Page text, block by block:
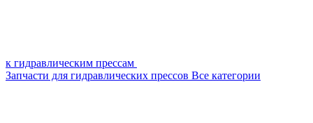
к гидравлическим прессам
Запчасти для гидравлических прессов Все категории